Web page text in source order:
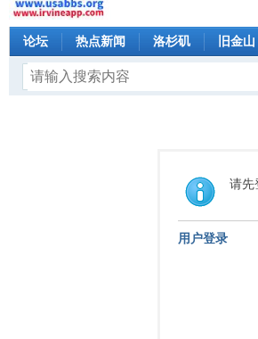
论坛 热点新闻 洛杉矶 旧金山
请先
用户登录